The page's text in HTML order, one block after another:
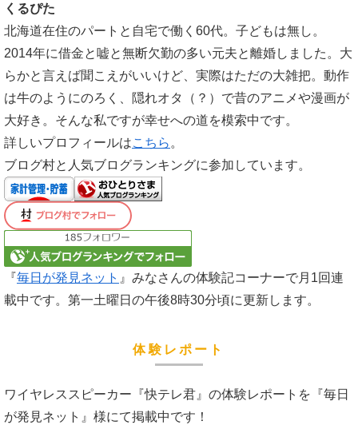
くるぴた
北海道在住のパートと自宅で働く60代。子どもは無し。
2014年に借金と嘘と無断欠勤の多い元夫と離婚しました。大
らかと言えば聞こえがいいけど、実際はただの大雑把。動作
は牛のようにのろく、隠れオタ（？）で昔のアニメや漫画が
大好き。そんな私ですが幸せへの道を模索中です。
詳しいプロフィールはこちら 。
ブログ村と人気ブログランキングに参加しています。
『毎日が発見ネット 』みなさんの体験記コーナーで月1回連
載中です。第一土曜日の午後8時30分頃に更新します。
体験レポート
ワイヤレススピーカー『快テレ君』の体験レポートを『毎日
が発見ネット』様にて掲載中です！